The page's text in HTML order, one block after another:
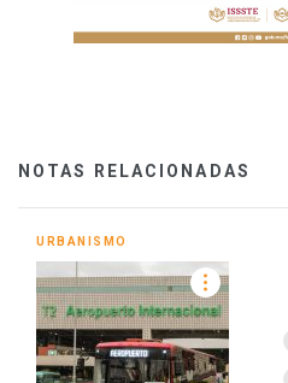
NOTAS RELACIONADAS
URBANISMO